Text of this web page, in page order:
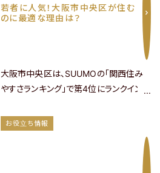
あ、阪神ファンにとって本当に住むべき場
所とは？魂を燃やす虎党のために、徹底
若者に人気！大阪市中央区が住む
のに最適な理由は？
大阪市中央区は、SUUMOの「関西住み
やすさランキング」で第4位にランクインし
ます。大阪の中心地として、買い物や外
食、休日の過ごし方、そして交通の利便
性において非常に魅力的なエリアです。以
お役立ち情報